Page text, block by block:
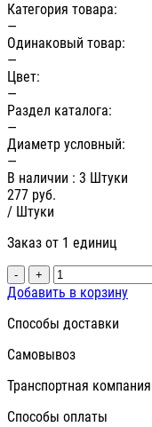
Категория товара:
—
Одинаковый товар:
—
Цвет:
—
Раздел каталога:
—
Диаметр условный:
—
В наличии : 3 Штуки
277 руб.
/ Штуки
Заказ от 1 единиц
- +
Добавить в корзину
Способы доставки
Самовывоз
Транспортная компания
Способы оплаты